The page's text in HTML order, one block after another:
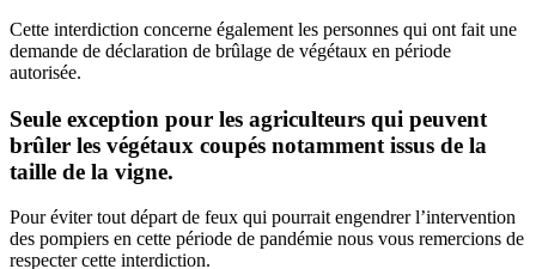
Cette interdiction concerne également les personnes qui ont fait une
demande de déclaration de brûlage de végétaux en période
autorisée.
Seule exception pour les agriculteurs qui peuvent
brûler les végétaux coupés notamment issus de la
taille de la vigne.
Pour éviter tout départ de feux qui pourrait engendrer l’intervention
des pompiers en cette période de pandémie nous vous remercions de
respecter cette interdiction.